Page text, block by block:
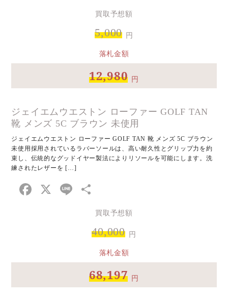
有
買取予想額
5,000 円
落札金額
12,980 円
ジェイエムウエストン ローファー GOLF TAN
靴 メンズ 5C ブラウン 未使用
ジェイエムウエストン ローファー GOLF TAN 靴 メンズ 5C ブラウン
未使用採用されているラバーソールは、高い耐久性とグリップ力を約
束し、伝統的なグッドイヤー製法によりリソールを可能にします。洗
練されたレザーを […]
Facebook
X Line
有
買取予想額
40,000 円
落札金額
68,197 円